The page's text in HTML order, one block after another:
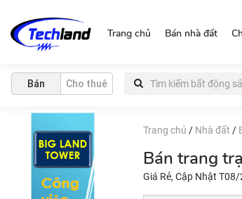
Trang chủ Bán nhà đất
Bán Cho thuê
Trang chủ / Nhà đất /
Bán trang
Giá Rẻ, Cập Nhật